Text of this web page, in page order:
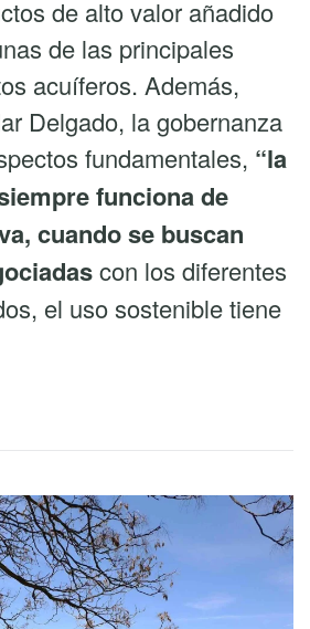
de alto valor añadido
de las principales
acuíferos. Además,
Delgado, la gobernanza
fundamentales, “la
funciona de
cuando se buscan
con los diferentes
el uso sostenible tiene